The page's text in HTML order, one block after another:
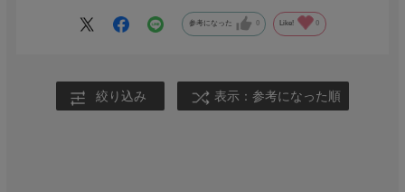
参考になった 0 Like! 0
絞り込み 表示：参考になった順